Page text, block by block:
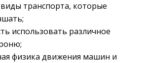
транспорта, которые
использовать различное
физика движения машин и